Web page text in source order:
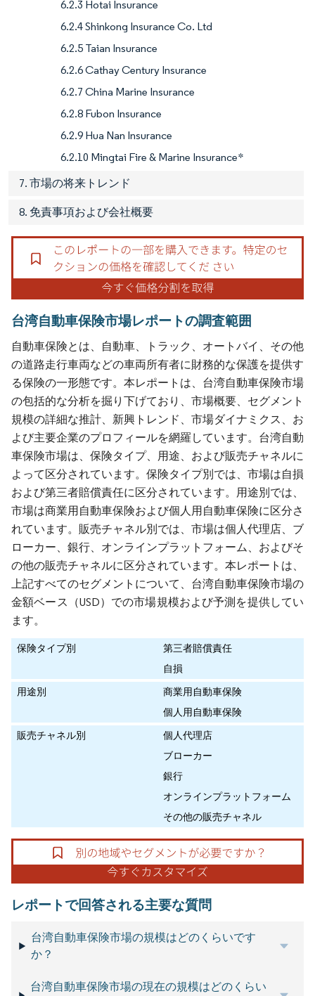
6.2.3 Hotai Insurance
6.2.4 Shinkong Insurance Co. Ltd
6.2.5 Taian Insurance
6.2.6 Cathay Century Insurance
6.2.7 China Marine Insurance
6.2.8 Fubon Insurance
6.2.9 Hua Nan Insurance
6.2.10 Mingtai Fire & Marine Insurance*
7. 市場の将来トレンド
8. 免責事項および会社概要
台湾自動車保険市場レポートの調査範囲
自動車保険とは、自動車、トラック、オートバイ、その他
の道路走行車両などの車両所有者に財務的な保護を提供す
る保険の一形態です。本レポートは、台湾自動車保険市場
の包括的な分析を掘り下げており、市場概要、セグメント
規模の詳細な推計、新興トレンド、市場ダイナミクス、お
よび主要企業のプロフィールを網羅しています。台湾自動
車保険市場は、保険タイプ、用途、および販売チャネルに
よって区分されています。保険タイプ別では、市場は自損
および第三者賠償責任に区分されています。用途別では、
市場は商業用自動車保険および個人用自動車保険に区分さ
れています。販売チャネル別では、市場は個人代理店、ブ
ローカー、銀行、オンラインプラットフォーム、およびそ
の他の販売チャネルに区分されています。本レポートは、
上記すべてのセグメントについて、台湾自動車保険市場の
金額ベース（USD）での市場規模および予測を提供してい
ます。
保険タイプ別
第三者賠償責任
自損
用途別
商業用自動車保険
個人用自動車保険
販売チャネル別
個人代理店
ブローカー
銀行
オンラインプラットフォーム
その他の販売チャネル
レポートで回答される主要な質問
台湾自動車保険市場の規模はどのくらいです
か？
台湾自動車保険市場の現在の規模はどのくらい